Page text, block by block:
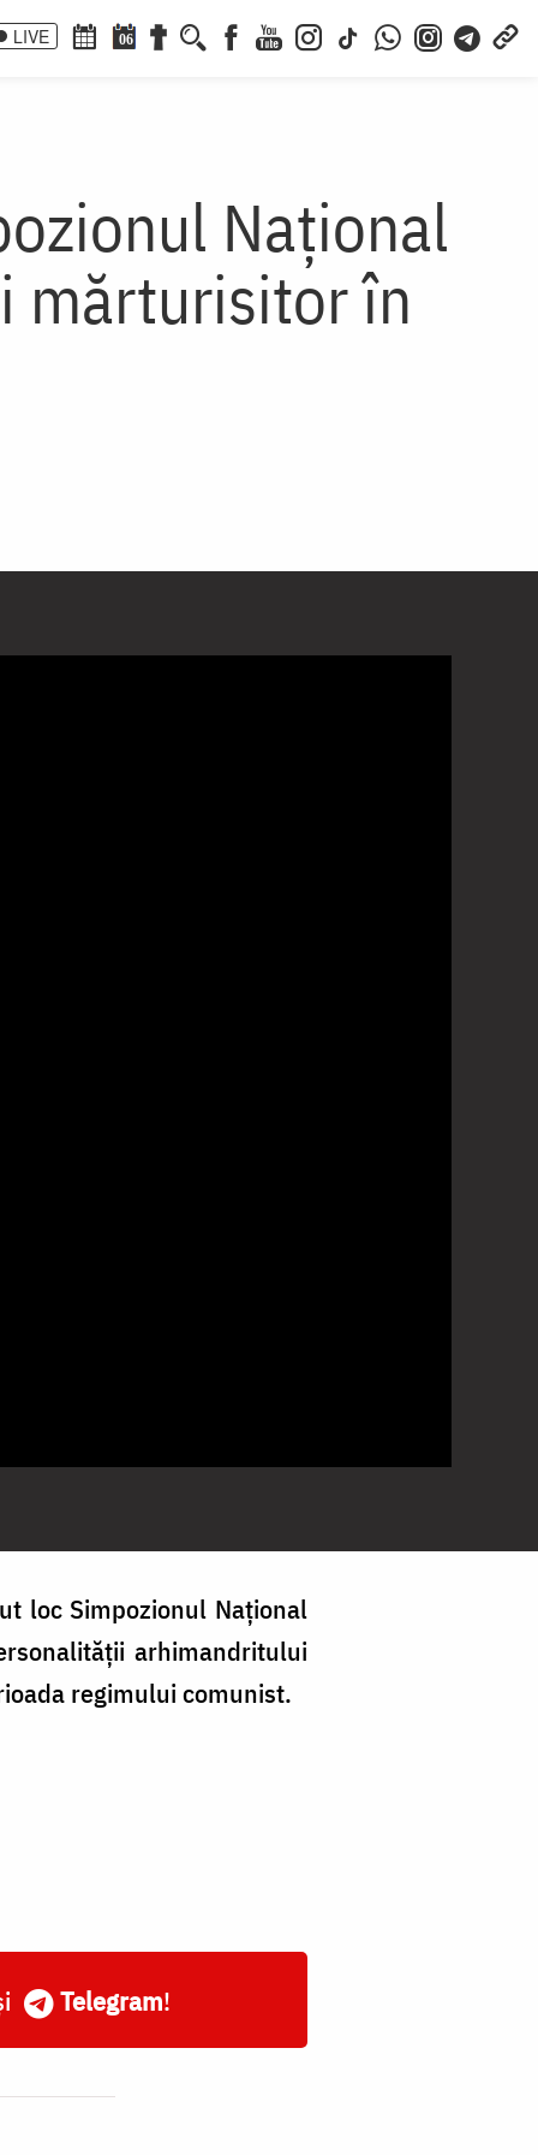
LIVE 06
Național
mărturisitor în
loc Simpozionul Național
arhimandritului
regimului comunist.
Telegram!